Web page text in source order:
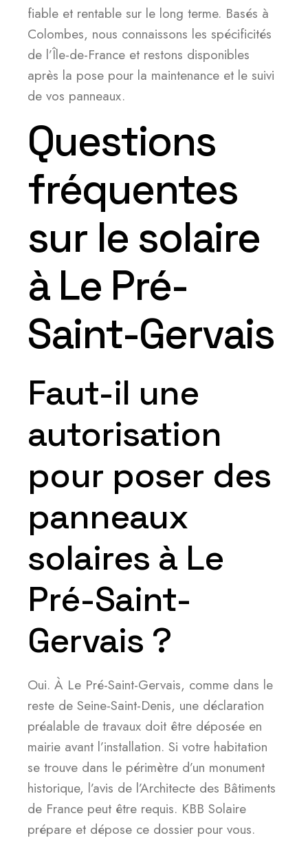
fiable et rentable sur le long terme. Basés à
Colombes, nous connaissons les spécificités
de l’Île-de-France et restons disponibles
après la pose pour la maintenance et le suivi
de vos panneaux.
Questions
fréquentes
sur le solaire
à Le Pré-
Saint-Gervais
Faut-il une
autorisation
pour poser des
panneaux
solaires à Le
Pré-Saint-
Gervais ?
Oui. À Le Pré-Saint-Gervais, comme dans le
reste de Seine-Saint-Denis, une déclaration
préalable de travaux doit être déposée en
mairie avant l’installation. Si votre habitation
se trouve dans le périmètre d’un monument
historique, l’avis de l’Architecte des Bâtiments
de France peut être requis. KBB Solaire
prépare et dépose ce dossier pour vous.